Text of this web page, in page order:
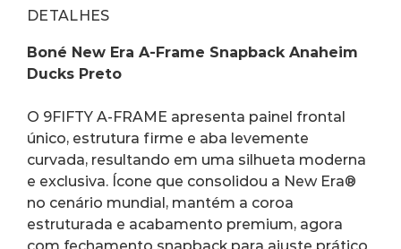
DETALHES
Boné New Era A-Frame Snapback Anaheim
Ducks Preto
O 9FIFTY A-FRAME apresenta painel frontal
único, estrutura firme e aba levemente
curvada, resultando em uma silhueta moderna
e exclusiva. Ícone que consolidou a New Era®
no cenário mundial, mantém a coroa
estruturada e acabamento premium, agora
com fechamento snapback para ajuste prático